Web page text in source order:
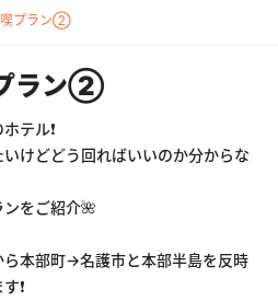
喫プラン②
ラン②
テル❗️
けどどう回ればいいのか分からな
をご紹介🌺
本部町→名護市と本部半島を反時
❗️